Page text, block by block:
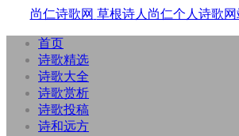
尚仁诗歌网 草根诗人尚仁个人诗歌网
首页
诗歌精选
诗歌大全
诗歌赏析
诗歌投稿
诗和远方